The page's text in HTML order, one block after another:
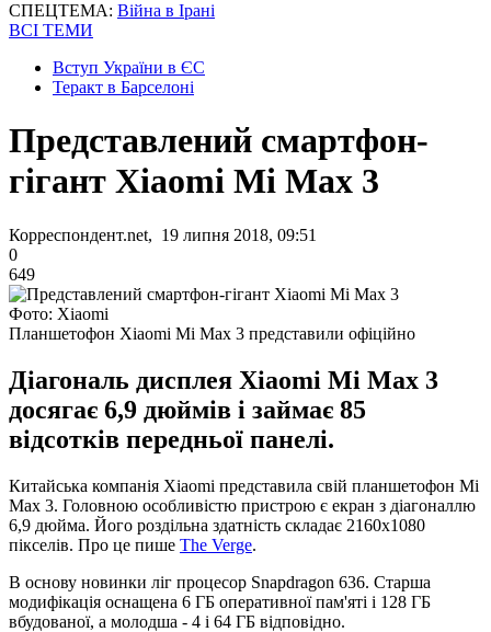
СПЕЦТЕМА: Війна в Ірані
ВСІ ТЕМИ
Вступ України в ЄС
Теракт в Барселоні
Представлений смартфон-
гігант Xiaomi Mi Max 3
Корреспондент.net, 19 липня 2018, 09:51
0
649
Фото: Xiaomi
Планшетофон Xiaomi Mi Max 3 представили офіційно
Діагональ дисплея Xiaomi Mi Max 3
досягає 6,9 дюймів і займає 85
відсотків передньої панелі.
Китайська компанія Xiaomi представила свій планшетофон Mi
Max 3. Головною особливістю пристрою є екран з діагоналлю
6,9 дюйма. Його роздільна здатність складає 2160x1080
пікселів. Про це пише The Verge.
В основу новинки ліг процесор Snapdragon 636. Старша
модифікація оснащена 6 ГБ оперативної пам'яті і 128 ГБ
вбудованої, а молодша - 4 і 64 ГБ відповідно.